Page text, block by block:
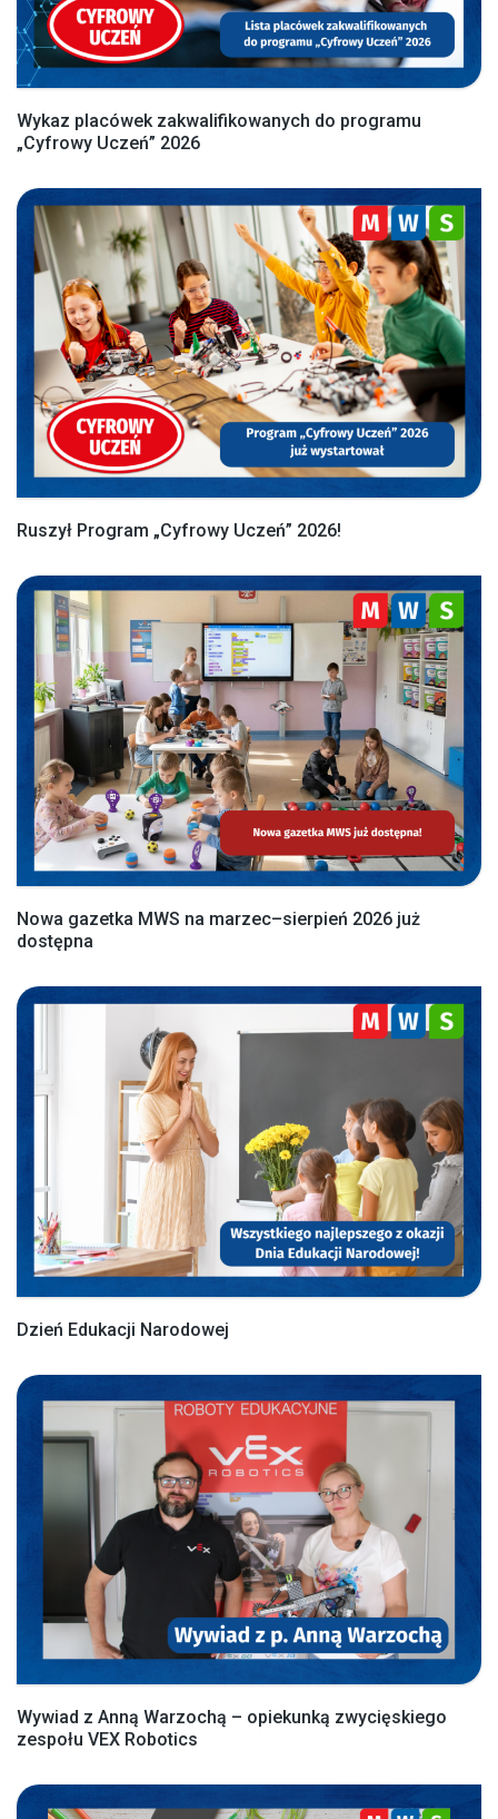
Wykaz placówek zakwalifikowanych do programu
„Cyfrowy Uczeń” 2026
Ruszył Program „Cyfrowy Uczeń” 2026!
Nowa gazetka MWS na marzec–sierpień 2026 już
dostępna
Dzień Edukacji Narodowej
Wywiad z Anną Warzochą – opiekunką zwycięskiego
zespołu VEX Robotics